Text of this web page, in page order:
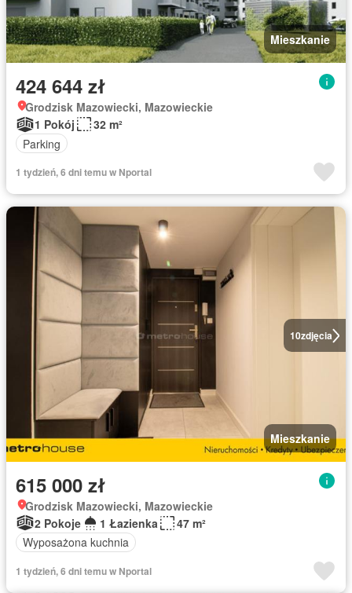
Mieszkanie
424 644 zł
Grodzisk Mazowiecki, Mazowieckie
1 Pokój
32 m²
Parking
1 tydzień, 6 dni temu w Nportal
10zdjęcia
Mieszkanie
615 000 zł
Grodzisk Mazowiecki, Mazowieckie
2 Pokoje
1 Łazienka
47 m²
Wyposażona kuchnia
1 tydzień, 6 dni temu w Nportal